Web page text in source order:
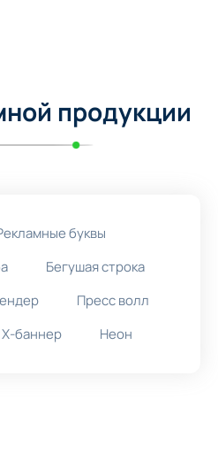
продукции
буквы
Бегушая строка
Пресс волл
X-баннер Неон